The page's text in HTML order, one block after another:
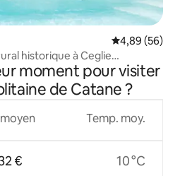
Évaluation
4,89 (56)
historique à Ceglie
moment pour visiter
de Catane ?
€
Temp. moy.
10 °C